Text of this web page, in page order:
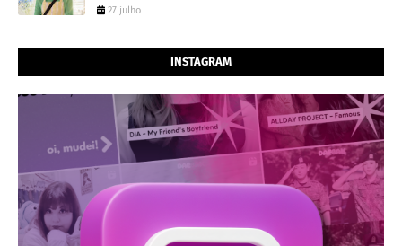
27 julho
INSTAGRAM